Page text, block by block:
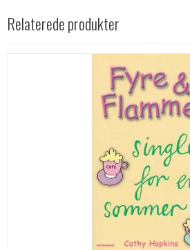
Relaterede produkter